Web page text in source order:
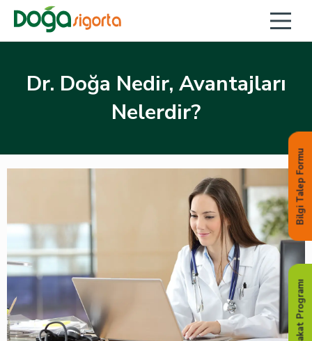
Dr. Doğa Nedir, Avantajları
Nelerdir?
Bilgi Talep Formu
Sadakat Programı